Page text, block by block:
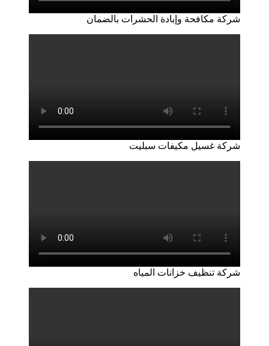
شركة مكافحة وإبادة الحشرات بالضمان
شركة غسيل مكيفات سبليت
شركة تنظيف خزانات المياه